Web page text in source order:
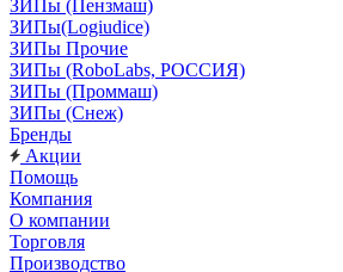
ЗИПы (Пензмаш)
ЗИПы(Logiudice)
ЗИПы Прочие
ЗИПы (RoboLabs, РОССИЯ)
ЗИПы (Проммаш)
ЗИПы (Снеж)
Бренды
Акции
Помощь
Компания
О компании
Торговля
Производство